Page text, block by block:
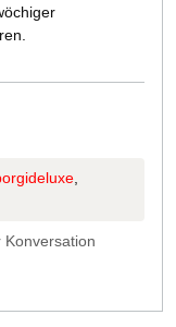
,
Konversation